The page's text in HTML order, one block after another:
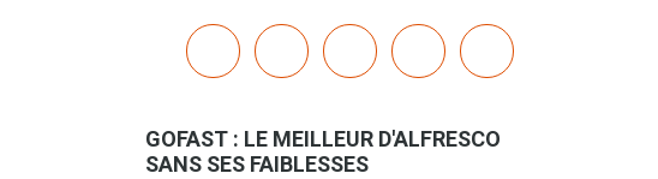
linkedinyoutubebluesky mastodon
GOFAST : LE MEILLEUR D'ALFRESCO
SANS SES FAIBLESSES